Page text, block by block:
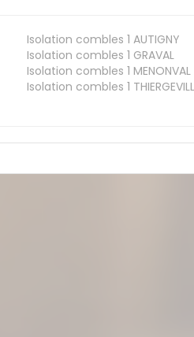
Isolation combles 1 AUTIGNY
Isolation combles 1 GRAVAL
Isolation combles 1 MENONVAL
Isolation combles 1